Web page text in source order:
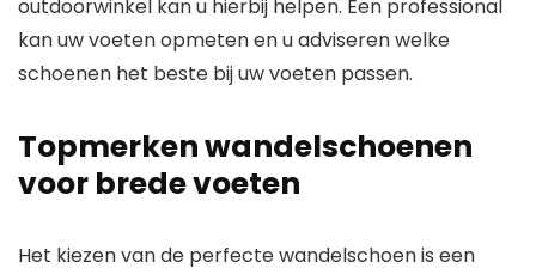
outdoorwinkel kan u hierbij helpen. Een professional
kan uw voeten opmeten en u adviseren welke
schoenen het beste bij uw voeten passen.
Topmerken wandelschoenen
voor brede voeten
Het kiezen van de perfecte wandelschoen is een